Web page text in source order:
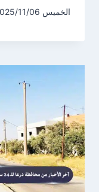
الخميس 2025/11/06